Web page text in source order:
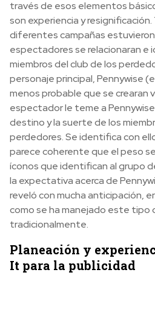
través de esos elementos
son experiencia y
diferentes campañas estuvieron
espectadores se relacionaran e
miembros del club de los
personaje principal, Pennywise
menos probable que se crearan
espectador le teme a
destino y la suerte de los
perdedores. Se identifica con
parece coherente que el peso
íconos que identifican al grupo
la expectativa acerca de
reveló con mucha anticipación,
como se ha manejado este tipo
tradicionalmente.
Planeación y
It para la publicidad